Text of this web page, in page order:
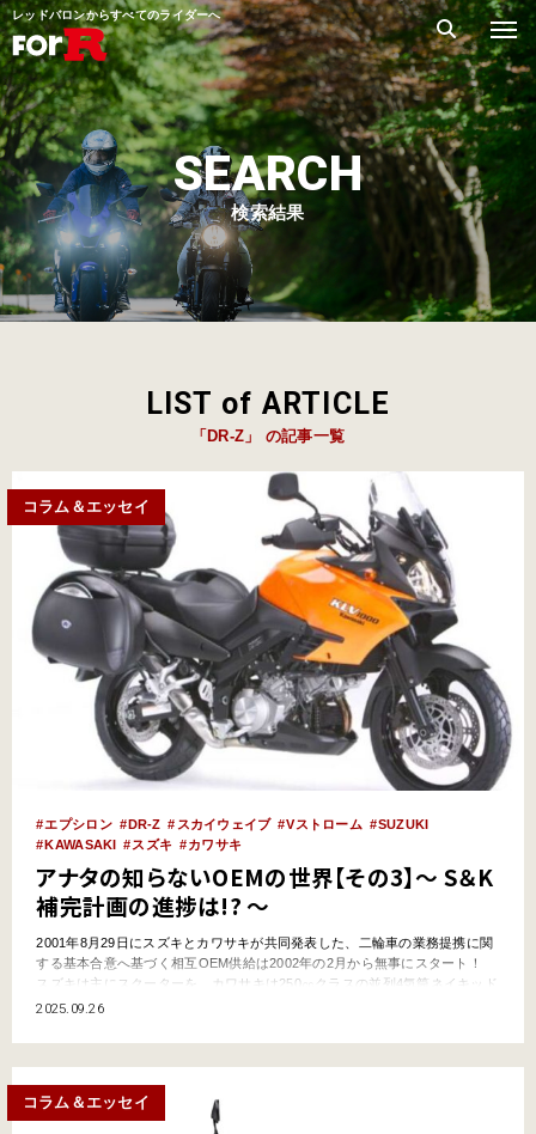
レッドバロンからすべてのライダーへ
SEARCH
検索結果
LIST of ARTICLE
「DR-Z」 の記事一覧
コラム＆エッセイ
エプシロン DR-Z スカイウェイブ Vストローム
SUZUKI
KAWASAKI
スズキ カワサキ
アナタの知らないOEMの世界【その3】～ S＆K
補完計画の進捗は!? ～
2001年8月29日にスズキとカワサキが共同発表した、二輪車の業務提携に関
する基本合意へ基づく相互OEM供給は2002年の2月から無事にスタート！
スズキは主にスクーターを、カワサキは250㏄クラスの並列4気筒ネイキッド
とモタードモデルをメインに相手方へと提供し、Win-Winの関係はこれから
2025.09.26
コラム＆エッセイ